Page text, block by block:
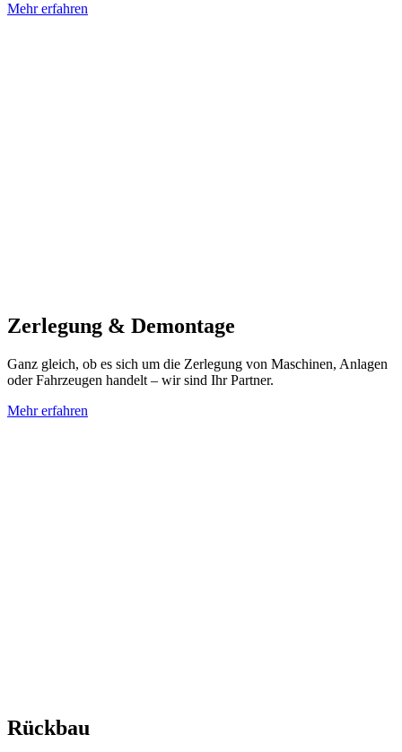
Mehr erfahren
Zerlegung & Demontage
Ganz gleich, ob es sich um die Zerlegung von Maschinen, Anlagen
oder Fahrzeugen handelt – wir sind Ihr Partner.
Mehr erfahren
Rückbau